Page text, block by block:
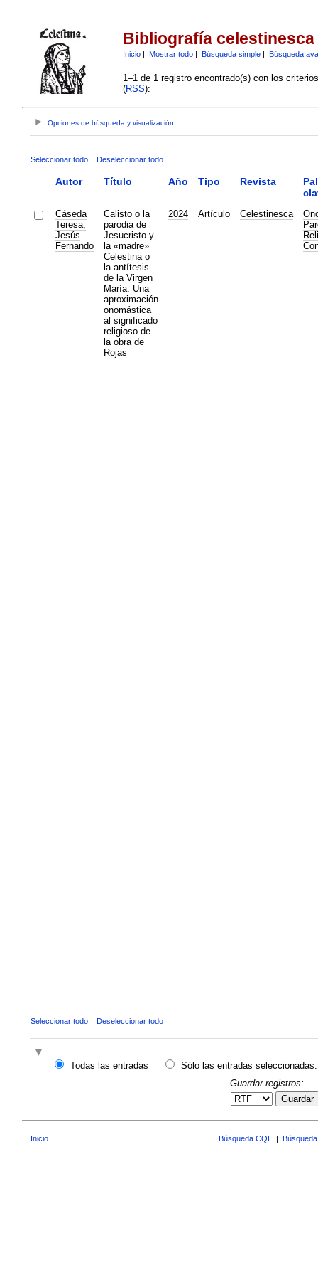
Bibliografía celestinesca
Inicio| Mostrar todo| Búsqueda simple| Búsqueda
1–1 de 1 registro encontrado(s) con los
(RSS):
Opciones de búsqueda y visualización
Seleccionar todo Deseleccionar todo
Autor Título Año Tipo Revista
Cáseda
Teresa,
Jesús
Fernando
Calisto o la
parodia de
Jesucristo y
la «madre»
Celestina o
la antítesis
de la Virgen
María: Una
aproximación
onomástica
al significado
religioso de
la obra de
Rojas
2024 Artículo Celestinesca
Seleccionar todo Deseleccionar todo
Todas las entradas
Sólo las entradas seleccionadas:
Guardar registros:
Guardar
Inicio Búsqueda CQL